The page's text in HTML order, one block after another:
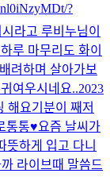
?
라고 루비누님이
루 마무리도 화이
려하며 살아가보
여우시네요..2023
해요기분이 째저
통통♥️요즘 날씨가
뜻하게 입고 다니
라이브때 말씀드